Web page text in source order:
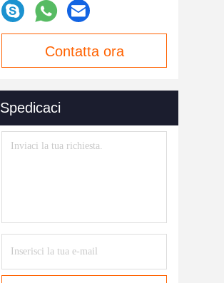
Contatta ora
Spedicaci